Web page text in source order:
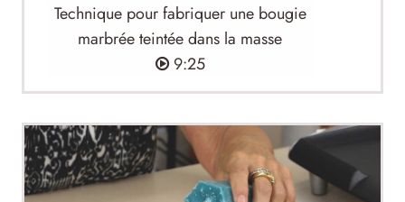
Technique pour fabriquer une bougie
marbrée teintée dans la masse
9:25